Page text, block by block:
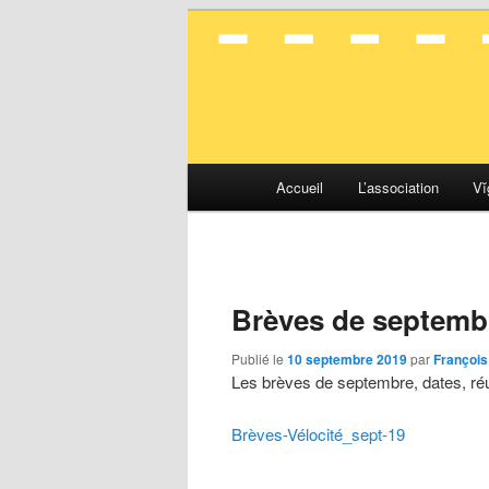
Aller
principal
Aller
secondaire
Accueil L’association
Brèves de
Publié le 10 septembre 2019parFrançois
Les brèves de septembre, dates,
Brèves-Vélocité_sept-19